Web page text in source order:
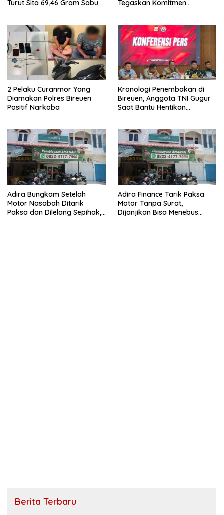
Turut Sita 69,46 Gram Sabu
Tegaskan Komitmen
2 Pelaku Curanmor Yang
Diamakan Polres Bireuen
Positif Narkoba
Kronologi Penembakan di
Bireuen, Anggota TNI Gugur
Saat Bantu Hentikan
Adira Bungkam Setelah
Motor Nasabah Ditarik
Paksa dan Dilelang Sepihak,
Adira Finance Tarik Paksa
Motor Tanpa Surat,
Dijanjikan Bisa Menebus
Berita Terbaru